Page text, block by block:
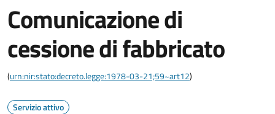
Comunicazione di
cessione di fabbricato
(urn:nir:stato:decreto.legge:1978-03-21;59~art12)
Servizio attivo